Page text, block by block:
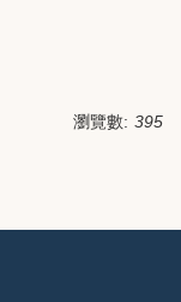
瀏覽數: 395